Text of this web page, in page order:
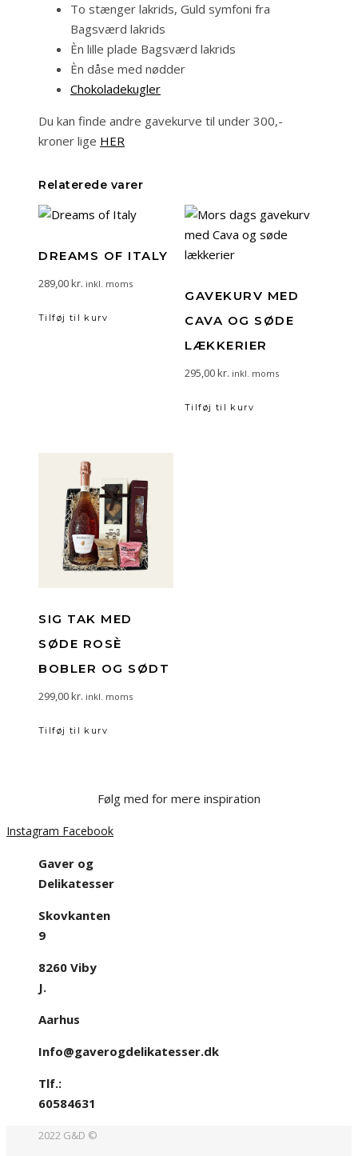
To stænger lakrids, Guld symfoni fra
Bagsværd lakrids
Èn lille plade Bagsværd lakrids
Èn dåse med nødder
Chokoladekugler
Du kan finde andre gavekurve til under 300,-
kroner lige HER
Relaterede varer
DREAMS OF ITALY
289,00kr. inkl. moms
Tilføj til kurv
GAVEKURV MED
CAVA OG SØDE
LÆKKERIER
295,00kr. inkl. moms
Tilføj til kurv
SIG TAK MED
SØDE ROSÈ
BOBLER OG SØDT
299,00kr. inkl. moms
Tilføj til kurv
Følg med for mere inspiration
Instagram Facebook
Gaver og
Delikatesser
Skovkanten
9
8260 Viby
J.
Aarhus
Info@gaverogdelikatesser.dk
Tlf.:
60584631
2022 G&D ©